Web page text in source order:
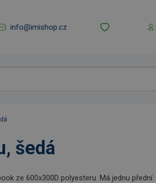
info@imishop.cz
šedá
ze 600x300D polyesteru. Má jednu přední